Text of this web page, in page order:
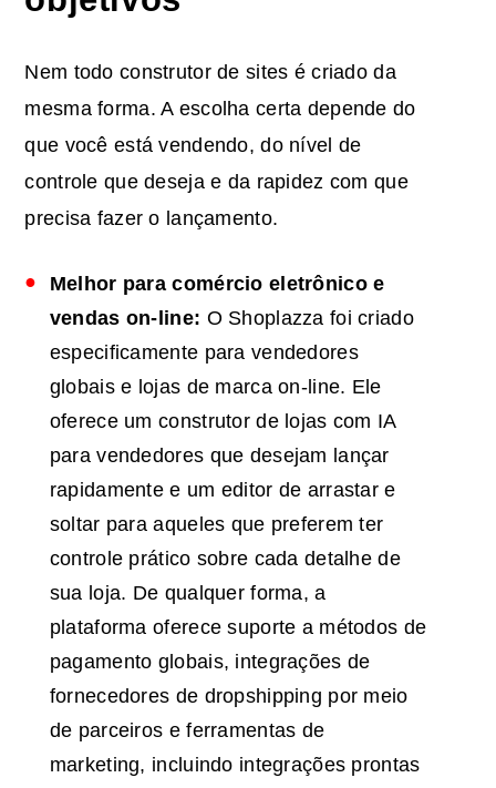
Nem todo construtor de sites é criado da
mesma forma. A escolha certa depende do
que você está vendendo, do nível de
controle que deseja e da rapidez com que
precisa fazer o lançamento.
Melhor paracomércio eletrônicoe
vendas on-line: O Shoplazza foi criado
especificamente para vendedores
globais e lojas de marca on-line. Ele
oferece um construtor de lojas com IA
para vendedores que desejam lançar
rapidamente e um editor de arrastar e
soltar para aqueles que preferem ter
controle prático sobre cada detalhe de
sua loja. De qualquer forma, a
plataforma oferece suporte a métodos de
pagamento globais, integrações de
fornecedores de dropshipping por meio
de parceiros e ferramentas de
marketing, incluindo integrações prontas